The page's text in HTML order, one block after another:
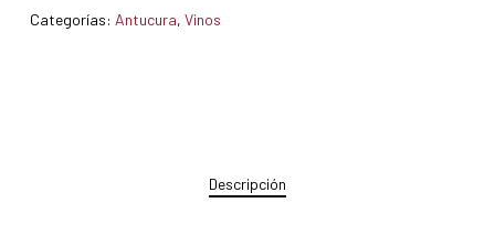
Categorías: Antucura, Vinos
Descripción